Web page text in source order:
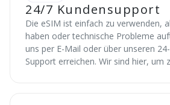
24/7 Kundensupport
Die eSIM ist einfach zu verwenden,
haben oder technische Probleme
uns per E-Mail oder über unseren
Support erreichen. Wir sind hier, um